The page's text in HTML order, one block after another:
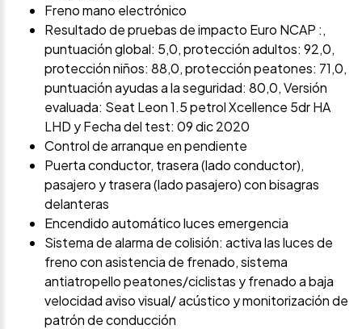
Freno mano electrónico
Resultado de pruebas de impacto Euro NCAP :,
puntuación global: 5,0, protección adultos: 92,0,
protección niños: 88,0, protección peatones: 71,0,
puntuación ayudas a la seguridad: 80,0, Versión
evaluada: Seat Leon 1.5 petrol Xcellence 5dr HA
LHD y Fecha del test: 09 dic 2020
Control de arranque en pendiente
Puerta conductor, trasera (lado conductor),
pasajero y trasera (lado pasajero) con bisagras
delanteras
Encendido automático luces emergencia
Sistema de alarma de colisión: activa las luces de
freno con asistencia de frenado, sistema
antiatropello peatones/ciclistas y frenado a baja
velocidad aviso visual/ acústico y monitorización de
patrón de conducción